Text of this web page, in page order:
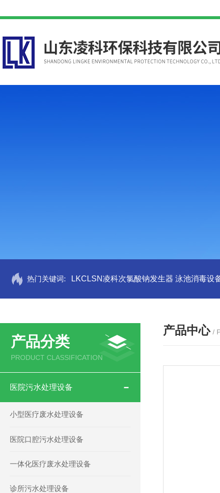
热门关键词: LKCLSN凌科次氯酸钠发生器 泳池消毒设
产品分类
PRODUCT CLASSIFICATION
医院污水处理设备
小型医疗废水处理设备
医院口腔污水处理设备
一体化医疗废水处理设备
诊所污水处理设备
产品中心 /